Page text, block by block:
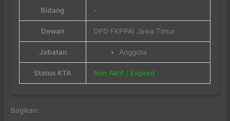
Bidang -
Dewan DPD FKPPAI Jawa Timur
Jabatan Anggota
Status KTA Non Aktif / Expired
Bagikan: